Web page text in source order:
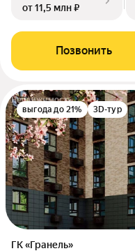
от 11,5 млн ₽
Позвонить
выгода до 21% 3D-тур
ГК «Гранель»